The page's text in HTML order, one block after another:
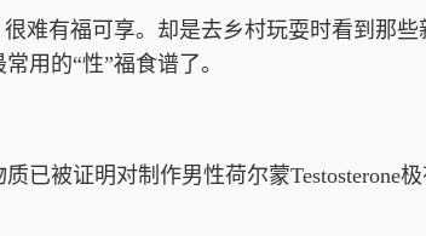
有福可享。却是去乡村玩耍时看到那些
用的“性”福食谱了。
被证明对制作男性荷尔蒙Testosterone极